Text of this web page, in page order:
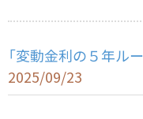
「変動金利の５年ル
2025/09/23